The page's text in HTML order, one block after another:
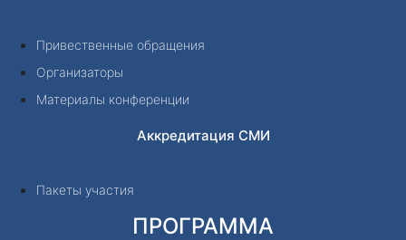
Привественные обращения
Организаторы
Материалы конференции
Аккредитация СМИ
Пакеты участия
ПРОГРАММА